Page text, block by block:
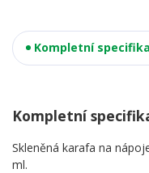
Kompletní
Kompletní
Skleněná karafa na
ml.